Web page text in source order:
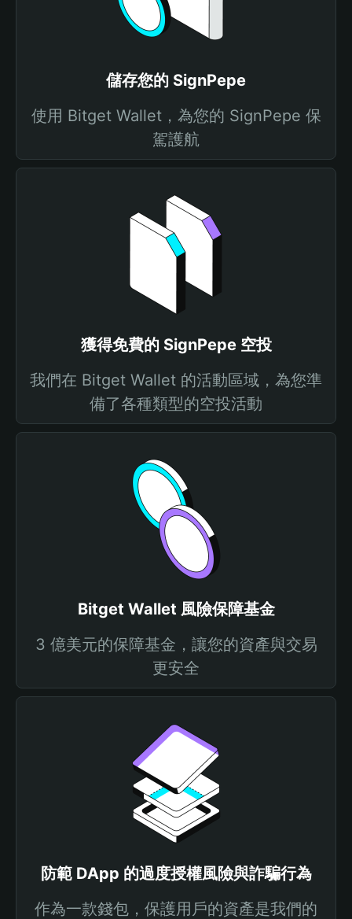
儲存您的 SignPepe
使用 Bitget Wallet，為您的 SignPepe 保
駕護航
獲得免費的 SignPepe 空投
我們在 Bitget Wallet 的活動區域，為您準
備了各種類型的空投活動
Bitget Wallet 風險保障基金
3 億美元的保障基金，讓您的資產與交易
更安全
防範 DApp 的過度授權風險與詐騙行為
作為一款錢包，保護用戶的資產是我們的